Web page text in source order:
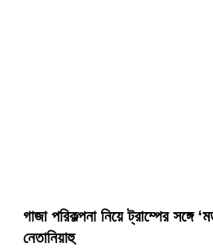
গাজা পরিকল্পনা নিয়ে ট্রাম্পের সঙ্গে
নেতানিয়াহু